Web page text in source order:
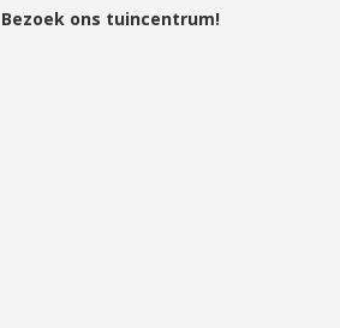
Bezoek ons tuincentrum!